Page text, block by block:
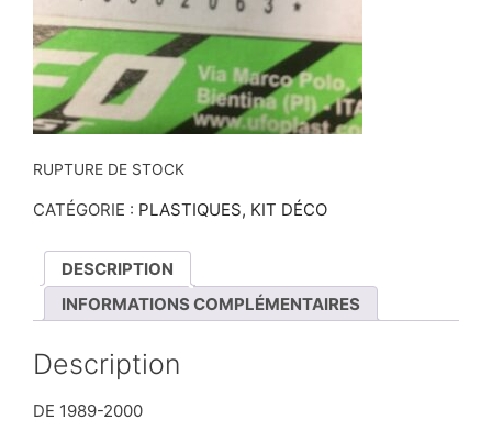
RUPTURE DE STOCK
CATÉGORIE : PLASTIQUES, KIT DÉCO
DESCRIPTION
INFORMATIONS COMPLÉMENTAIRES
Description
DE 1989-2000